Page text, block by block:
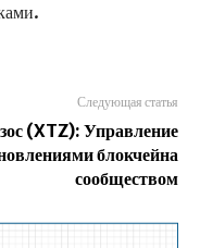
Следующая статья
(XTZ): Управление
блокчейна
сообществом